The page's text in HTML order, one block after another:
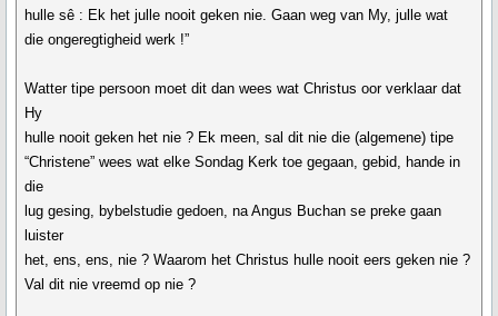
hulle sê : Ek het julle nooit geken nie. Gaan weg van My, julle wat
die ongeregtigheid werk !”
Watter tipe persoon moet dit dan wees wat Christus oor verklaar dat
Hy
hulle nooit geken het nie ? Ek meen, sal dit nie die (algemene) tipe
“Christene” wees wat elke Sondag Kerk toe gegaan, gebid, hande in
die
lug gesing, bybelstudie gedoen, na Angus Buchan se preke gaan
luister
het, ens, ens, nie ? Waarom het Christus hulle nooit eers geken nie ?
Val dit nie vreemd op nie ?